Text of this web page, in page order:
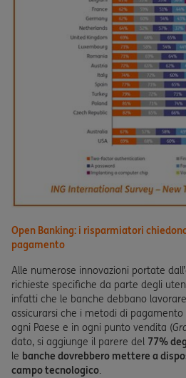
Open Banking: i risparmiatori
pagamento
Alle numerose innovazioni portate
richieste specifiche da parte degli
infatti che le banche debbano
assicurarsi che i metodi di
ogni Paese e in ogni punto vendita (
dato, si aggiunge il parere del 77%
le banche dovrebbero mettere a
campo tecnologico.